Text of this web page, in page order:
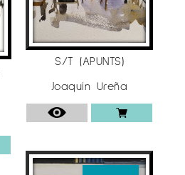
S/T (APUNTS)
Joaquín Ureña